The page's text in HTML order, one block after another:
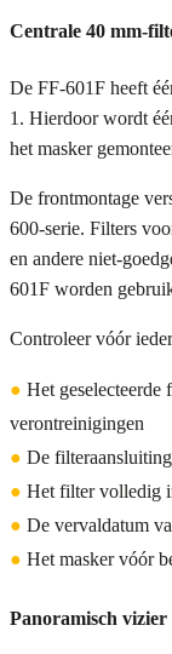
Centrale 40 mm-
De FF-601F heeft
1. Hierdoor wordt
het masker
De frontmontage
600-serie. Filters
en andere niet-
601F worden
Controleer vóór
● Het geselecteerde
verontreinigingen
● De
● Het filter volledig
● De vervaldatum
● Het masker vóór
Panoramisch vizier